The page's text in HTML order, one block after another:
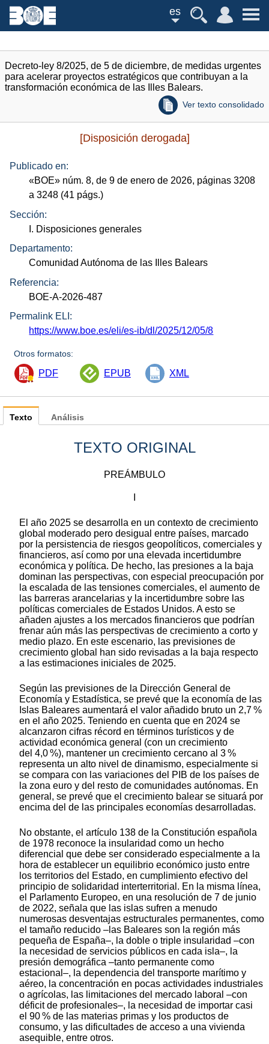
es
Decreto-ley 8/2025, de 5 de diciembre, de medidas urgentes
para acelerar proyectos estratégicos que contribuyan a la
transformación económica de las Illes Balears.
Ver texto consolidado
[Disposición derogada]
Publicado en:
«BOE» núm. 8, de 9 de enero de 2026, páginas 3208
a 3248 (41 págs.)
Sección:
I. Disposiciones generales
Departamento:
Comunidad Autónoma de las Illes Balears
Referencia:
BOE-A-2026-487
Permalink ELI:
https://www.boe.es/eli/es-ib/dl/2025/12/05/8
Otros formatos:
PDF EPUB XML
Texto
TEXTO ORIGINAL
PREÁMBULO
El año 2025 se desarrolla en un contexto de crecimiento
global moderado pero desigual entre países, marcado
por la persistencia de riesgos geopolíticos, comerciales y
financieros, así como por una elevada incertidumbre
económica y política. De hecho, las presiones a la baja
dominan las perspectivas, con especial preocupación por
la escalada de las tensiones comerciales, el aumento de
las barreras arancelarias y la incertidumbre sobre las
políticas comerciales de Estados Unidos. A esto se
añaden ajustes a los mercados financieros que podrían
frenar aún más las perspectivas de crecimiento a corto y
medio plazo. En este escenario, las previsiones de
crecimiento global han sido revisadas a la baja respecto
a las estimaciones iniciales de 2025.
Según las previsiones de la Dirección General de
Economía y Estadística, se prevé que la economía de las
Islas Baleares aumentará el valor añadido bruto un 2,7 %
en el año 2025. Teniendo en cuenta que en 2024 se
alcanzaron cifras récord en términos turísticos y de
actividad económica general (con un crecimiento
del 4,0 %), mantener un crecimiento cercano al 3 %
representa un alto nivel de dinamismo, especialmente si
se compara con las variaciones del PIB de los países de
la zona euro y del resto de comunidades autónomas. En
general, se prevé que el crecimiento balear se situará por
encima del de las principales economías desarrolladas.
No obstante, el artículo 138 de la Constitución española
de 1978 reconoce la insularidad como un hecho
diferencial que debe ser considerado especialmente a la
hora de establecer un equilibrio económico justo entre
los territorios del Estado, en cumplimiento efectivo del
principio de solidaridad interterritorial. En la misma línea,
el Parlamento Europeo, en una resolución de 7 de junio
de 2022, señala que las islas sufren a menudo
numerosas desventajas estructurales permanentes, como
el tamaño reducido –las Baleares son la región más
pequeña de España–, la doble o triple insularidad –con
la necesidad de servicios públicos en cada isla–, la
presión demográfica –tanto permanente como
estacional–, la dependencia del transporte marítimo y
aéreo, la concentración en pocas actividades industriales
o agrícolas, las limitaciones del mercado laboral –con
déficit de profesionales–, la necesidad de importar casi
el 90 % de las materias primas y los productos de
consumo, y las dificultades de acceso a una vivienda
asequible, entre otros.
Análisis